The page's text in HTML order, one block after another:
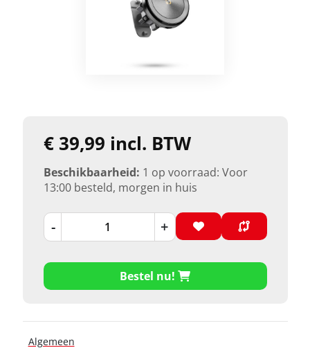
€ 39,99 incl. BTW
Beschikbaarheid: 1 op voorraad: Voor
13:00 besteld, morgen in huis
- +
Bestel nu!
Algemeen